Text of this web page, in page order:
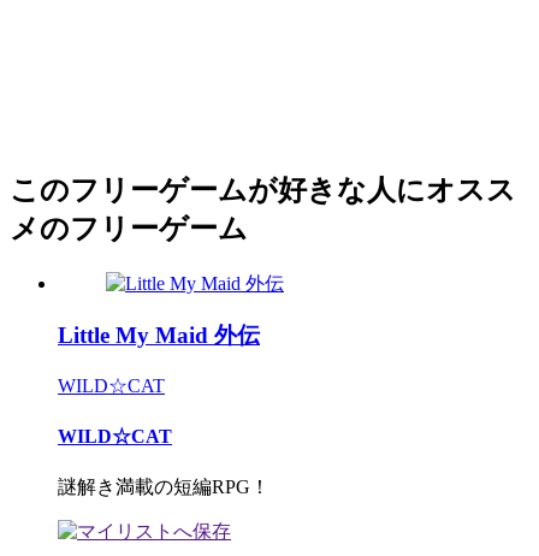
このフリーゲームが好きな人にオスス
メのフリーゲーム
Little My Maid 外伝
WILD☆CAT
WILD☆CAT
謎解き満載の短編RPG！